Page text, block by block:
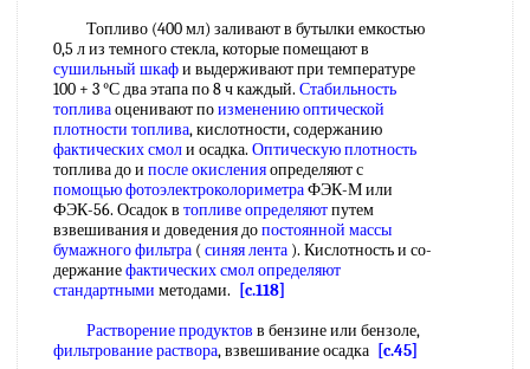
Топливо (400 мл) заливают в бутылки емкостью
0,5 л из темного стекла, которые помещают в
сушильный шкафи выдерживают при температуре
100 + 3 °С два этапа по 8 ч каждый. Стабильность
топливаоценивают поизменению оптической
плотности топлива, кислотности, содержанию
фактических смоли осадка. Оптическую плотность
топлива до и после окисленияопределяют с
помощью фотоэлектроколориметраФЭК-М или
ФЭК-56. Осадок в топливе определяютпутем
взвешивания и доведения допостоянной массы
бумажного фильтра (синяя лента ). Кислотность и со-
держаниефактических смолопределяют
стандартными методами.
[c.118]
Растворение продуктов в бензине или бензоле,
фильтрование раствора, взвешивание осадка [c.45]